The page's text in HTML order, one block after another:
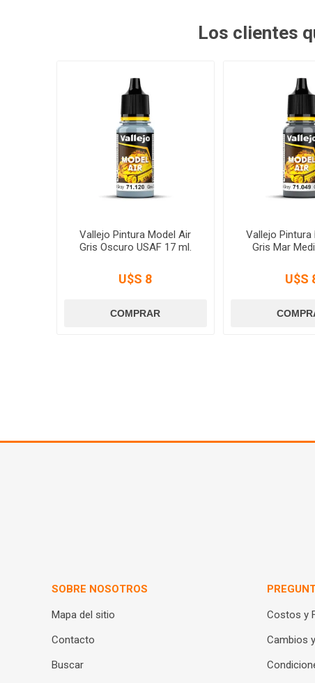
Los clientes
Vallejo Pintura Model Air
Gris Oscuro USAF 17 ml.
U$S 8
Vallejo Pintura
Gris Mar
U$S
SOBRE NOSOTROS
Mapa del sitio
Contacto
Buscar
Costos y
Cambios